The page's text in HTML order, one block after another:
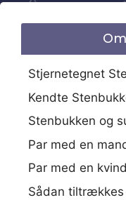
Stjernetegnet
Kendte
Stenbukken og
Par med en
Par med en
Sådan